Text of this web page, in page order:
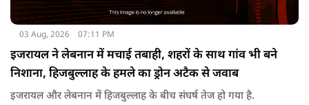
03 Aug, 2026 07:11 PM
इजरायल ने लेबनान में मचाई तबाही, शहरों के साथ गांव भी बने
निशाना, हिजबुल्लाह के हमले का ड्रोन अटैक से जवाब
इजरायल और लेबनान में हिजबुल्लाह के बीच संघर्ष तेज हो गया है.